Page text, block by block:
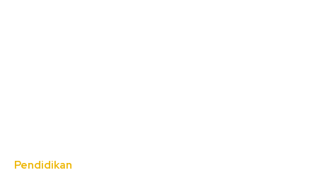
Pendidikan